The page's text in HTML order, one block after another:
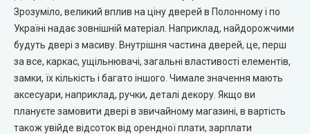
City Line Express
Syndicate Doors (Сіндікат Дорс)
Gorgania (Горганія)
Зрозуміло, великий вплив на ціну дверей в Полонному і по
Україні надає зовнішній матеріал. Наприклад, найдорожчими
будуть двері з масиву. Внутрішня частина дверей, це, перш
за все, каркас, ущільнювачі, загальні властивості елементів,
замки, їх кількість і багато іншого. Чимале значення мають
аксесуари, наприклад, ручки, деталі декору. Якщо ви
плануєте замовити двері в звичайному магазині, в вартість
також увійде відсоток від орендної плати, зарплати